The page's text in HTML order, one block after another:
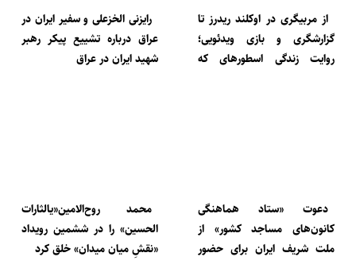
از مربیگری در اوکلند ریدرز تا
گزارشگری و بازی ویدئویی؛
روایت زندگی اسطورهای که
رایزنی الخزعلی و سفیر ایران در
عراق درباره تشییع پیکر رهبر
شهید ایران در عراق
دعوت «ستاد هماهنگی
کانون‌های مساجد کشور» از
ملت شریف ایران برای حضور
محمد روح‌الامین«یالثارات
الحسین» را در ششمین رویداد
«نقشِ میان میدان» خلق کرد